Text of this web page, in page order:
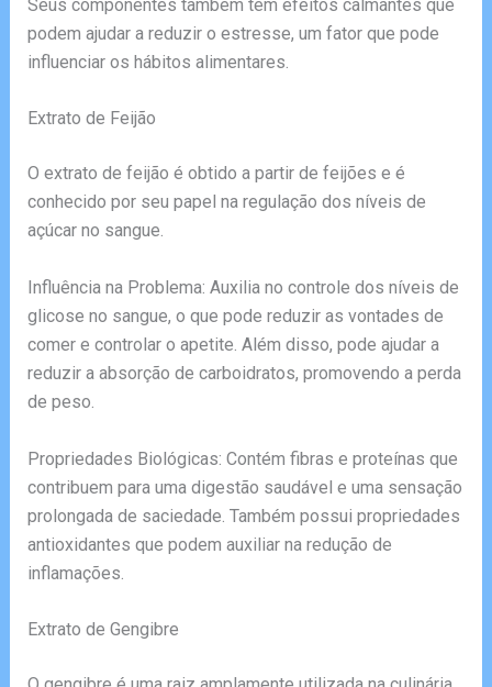
Seus componentes também têm efeitos calmantes que
podem ajudar a reduzir o estresse, um fator que pode
influenciar os hábitos alimentares.
Extrato de Feijão
O extrato de feijão é obtido a partir de feijões e é
conhecido por seu papel na regulação dos níveis de
açúcar no sangue.
Influência na Problema: Auxilia no controle dos níveis de
glicose no sangue, o que pode reduzir as vontades de
comer e controlar o apetite. Além disso, pode ajudar a
reduzir a absorção de carboidratos, promovendo a perda
de peso.
Propriedades Biológicas: Contém fibras e proteínas que
contribuem para uma digestão saudável e uma sensação
prolongada de saciedade. Também possui propriedades
antioxidantes que podem auxiliar na redução de
inflamações.
Extrato de Gengibre